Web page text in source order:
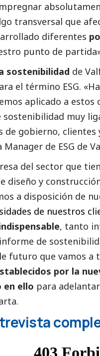
transversal que
diferentes
punto de
sostenibilidad de
el término ESG.
aplicado a estos
sostenibilidad muy
de gobierno,
de ESG de
del sector que
diseño y
a disposición de
de nuestros
, tanto
de
futuro que vamos a
por la
en ello para